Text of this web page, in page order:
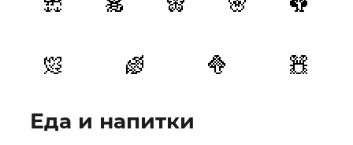
Еда и напитки